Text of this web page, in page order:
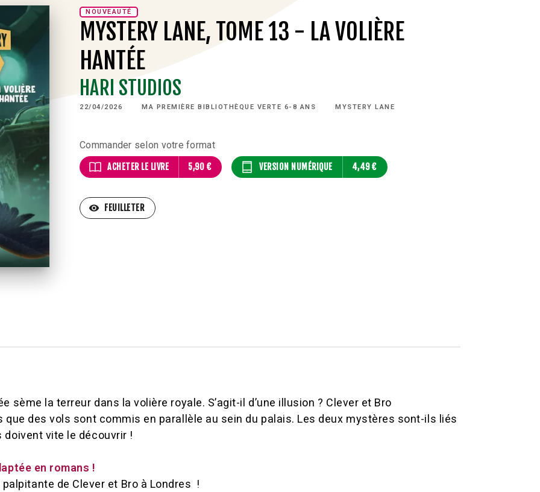
NOUVEAUTÉ
MYSTERY LANE, TOME 13 - LA VOLIÈRE
HANTÉE
HARI STUDIOS
22/04/2026 MA PREMIÈRE BIBLIOTHÈQUE VERTE 6-8 ANS MYSTERY LANE
Commander selon votre format
ACHETER LE LIVRE 5,90 € VERSION NUMÉRIQUE 4,49 €
visibility FEUILLETER
sème la terreur dans la volière royale. S’agit-il d’une illusion ? Clever et Bro
que des vols sont commis en parallèle au sein du palais. Les deux mystères sont-ils liés
vite le découvrir !
en romans !
de Clever et Bro à Londres !